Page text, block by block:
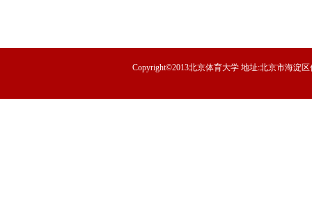
Copyright©2013北京体育大学 地址:北京市海淀